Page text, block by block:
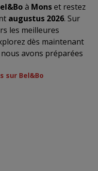
à Monset restez
augustus 2026. Sur
les meilleures
dès maintenant
avons préparées
sur Bel&Bo